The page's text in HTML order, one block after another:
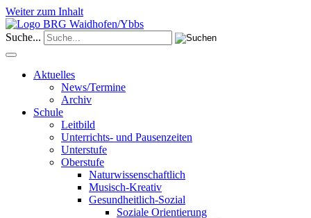
Weiter zum Inhalt
Suche...
Aktuelles
News/Termine
Archiv
Schule
Leitbild
Unterrichts- und Pausenzeiten
Unterstufe
Oberstufe
Naturwissenschaftlich
Musisch-Kreativ
Gesundheitlich-Sozial
Soziale Orientierung